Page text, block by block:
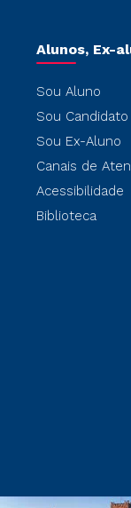
Alunos, Ex-
Sou Aluno
Sou Candidato
Sou Ex-Aluno
Canais de
Acessibilidade
Biblioteca